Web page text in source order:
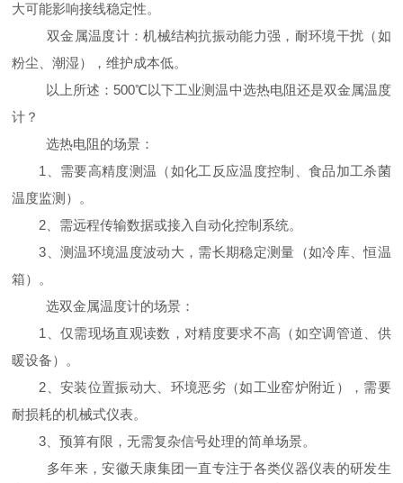
大可能影响接线稳定性。
双金属温度计：机械结构抗振动能力强，耐环境干扰（如
粉尘、潮湿），维护成本低。
以上所述：500℃以下工业测温中选热电阻还是双金属温度
计？
选热电阻的场景：
1、需要高精度测温（如化工反应温度控制、食品加工杀菌
温度监测）。
2、需远程传输数据或接入自动化控制系统。
3、测温环境温度波动大，需长期稳定测量（如冷库、恒温
箱）。
选双金属温度计的场景：
1、仅需现场直观读数，对精度要求不高（如空调管道、供
暖设备）。
2、安装位置振动大、环境恶劣（如工业窑炉附近），需要
耐损耗的机械式仪表。
3、预算有限，无需复杂信号处理的简单场景。
多年来，安徽天康集团一直专注于各类仪器仪表的研发生